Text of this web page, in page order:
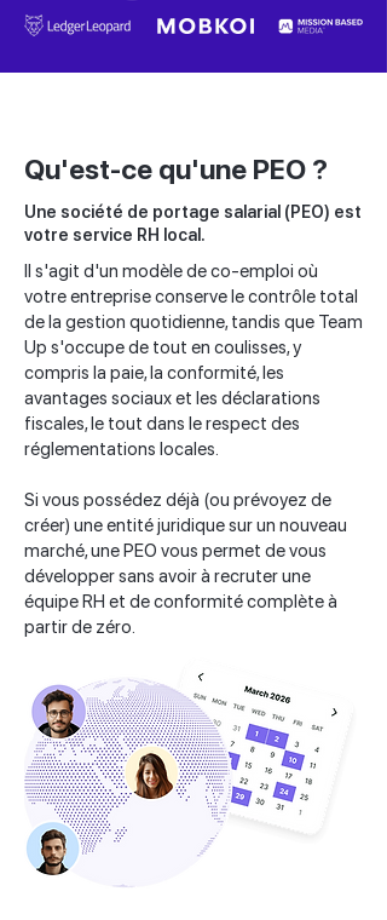
Qu'est-ce qu'une PEO ?
Une société de portage salarial (PEO) est
votre service RH local.
Il s'agit d'un modèle de co-emploi où
votre entreprise conserve le contrôle total
de la gestion quotidienne, tandis que Team
Up s'occupe de tout en coulisses, y
compris la paie, la conformité, les
avantages sociaux et les déclarations
fiscales, le tout dans le respect des
réglementations locales.
Si vous possédez déjà (ou prévoyez de
créer) une entité juridique sur un nouveau
marché, une PEO vous permet de vous
développer sans avoir à recruter une
équipe RH et de conformité complète à
partir de zéro.